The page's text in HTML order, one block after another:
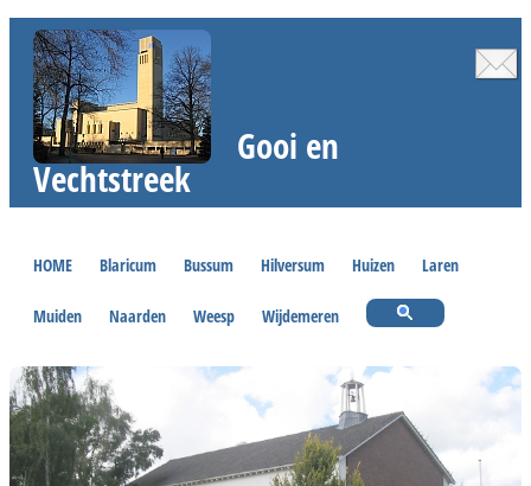
Gooi en
Vechtstreek
HOME Blaricum Bussum Hilversum Huizen Laren
Muiden Naarden Weesp Wijdemeren